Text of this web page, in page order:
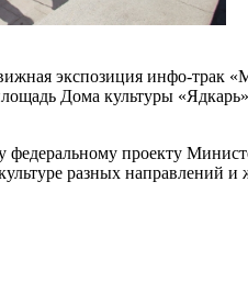
экспозиция инфо-
Дома культуры
проекту
разных направлений и